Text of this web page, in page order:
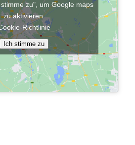
zu", um Google maps
zu aktivieren
Richtlinie
Ich stimme zu